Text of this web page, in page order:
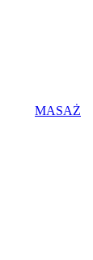
MASAŻ